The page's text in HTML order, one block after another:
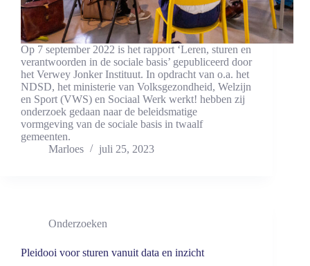
Op 7 september 2022 is het rapport ‘Leren, sturen en
verantwoorden in de sociale basis’ gepubliceerd door
het Verwey Jonker Instituut. In opdracht van o.a. het
NDSD, het ministerie van Volksgezondheid, Welzijn
en Sport (VWS) en Sociaal Werk werkt! hebben zij
onderzoek gedaan naar de beleidsmatige
vormgeving van de sociale basis in twaalf
gemeenten.
Marloes
juli 25, 2023
Onderzoeken
Pleidooi voor sturen vanuit data en inzicht